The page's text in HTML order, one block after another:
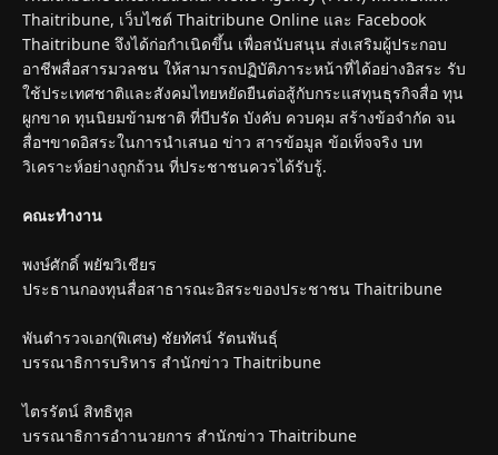
Thaitribune, เว็บไซต์ Thaitribune Online และ Facebook
Thaitribune จึงได้ก่อกำเนิดขึ้น เพื่อสนับสนุน ส่งเสริมผู้ประกอบ
อาชีพสื่อสารมวลชน ให้สามารถปฏิบัติภาระหน้าที่ได้อย่างอิสระ รับ
ใช้ประเทศชาติและสังคมไทยหยัดยืนต่อสู้กับกระแสทุนธุรกิจสื่อ ทุน
ผูกขาด ทุนนิยมข้ามชาติ ที่บีบรัด บังคับ ควบคุม สร้างข้อจำกัด จน
สื่อฯขาดอิสระในการนำเสนอ ข่าว สารข้อมูล ข้อเท็จจริง บท
วิเคราะห์อย่างถูกถ้วน ที่ประชาชนควรได้รับรู้.
คณะทำงาน
พงษ์ศักดิ์ พยัฆวิเชียร
ประธานกองทุนสื่อสาธารณะอิสระของประชาชน Thaitribune
พันตำรวจเอก(พิเศษ) ชัยทัศน์ รัตนพันธุ์
บรรณาธิการบริหาร สำนักข่าว Thaitribune
ไตรรัตน์ สิทธิทูล
บรรณาธิการอำานวยการ สำนักข่าว Thaitribune